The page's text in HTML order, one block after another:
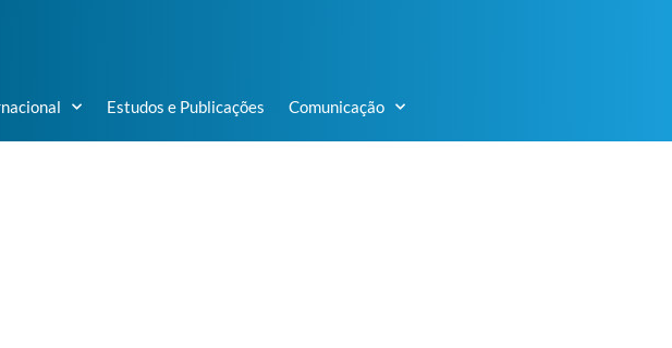
Estudos e Publicações Comunicação